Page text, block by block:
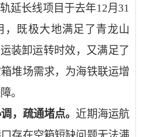
延长线项目于去年12月31
，既极大地满足了青龙山
装卸运转时效，又满足了
堆场需求，为海铁联运增
。
，疏通堵点。 近期海运航